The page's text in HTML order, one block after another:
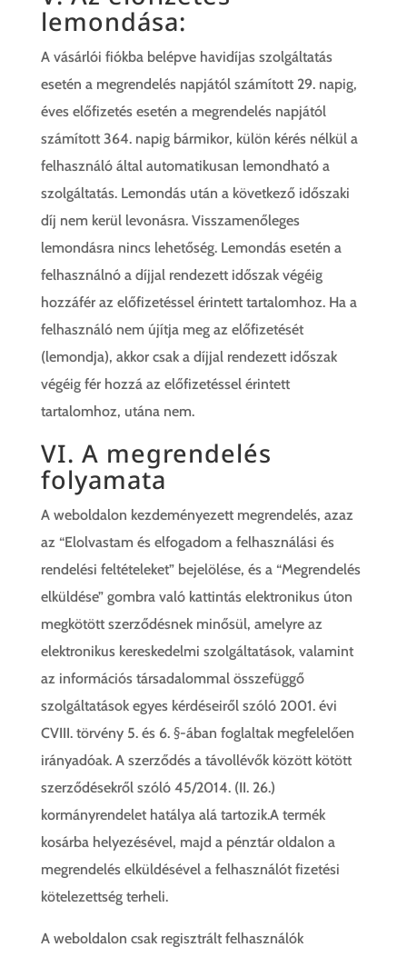
lemondása:
A vásárlói fiókba belépve havidíjas szolgáltatás
esetén a megrendelés napjától számított 29. napig,
éves előfizetés esetén a megrendelés napjától
számított 364. napig bármikor, külön kérés nélkül a
felhasználó által automatikusan lemondható a
szolgáltatás. Lemondás után a következő időszaki
díj nem kerül levonásra. Visszamenőleges
lemondásra nincs lehetőség. Lemondás esetén a
felhasználnó a díjjal rendezett időszak végéig
hozzáfér az előfizetéssel érintett tartalomhoz. Ha a
felhasználó nem újítja meg az előfizetését
(lemondja), akkor csak a díjjal rendezett időszak
végéig fér hozzá az előfizetéssel érintett
tartalomhoz, utána nem.
VI. A megrendelés
folyamata
A weboldalon kezdeményezett megrendelés, azaz
az “Elolvastam és elfogadom a felhasználási és
rendelési feltételeket” bejelölése, és a “Megrendelés
elküldése” gombra való kattintás elektronikus úton
megkötött szerződésnek minősül, amelyre az
elektronikus kereskedelmi szolgáltatások, valamint
az információs társadalommal összefüggő
szolgáltatások egyes kérdéseiről szóló 2001. évi
CVIII. törvény 5. és 6. §-ában foglaltak megfelelően
irányadóak. A szerződés a távollévők között kötött
szerződésekről szóló 45/2014. (II. 26.)
kormányrendelet hatálya alá tartozik.A termék
kosárba helyezésével, majd a pénztár oldalon a
megrendelés elküldésével a felhasználót fizetési
kötelezettség terheli.
A weboldalon csak regisztrált felhasználók